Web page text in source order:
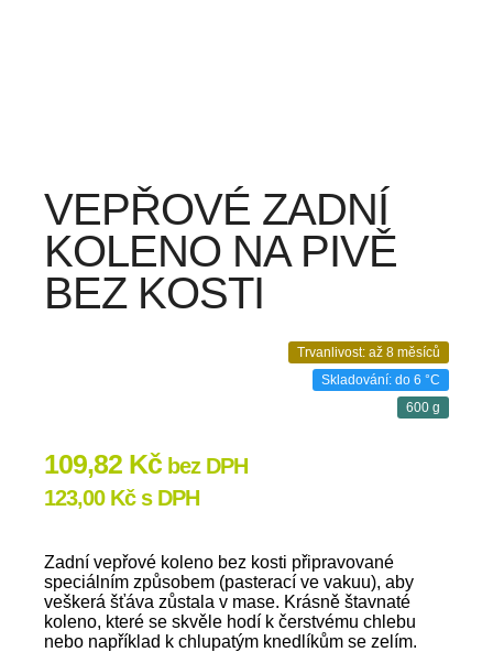
VEPŘOVÉ ZADNÍ
KOLENO NA PIVĚ
BEZ KOSTI
Trvanlivost: až 8 měsíců
Skladování: do 6 °C
600 g
109,82 Kč bez DPH
123,00 Kčs DPH
Zadní vepřové koleno bez kosti připravované
speciálním způsobem (pasterací ve vakuu), aby
veškerá šťáva zůstala v mase. Krásně štavnaté
koleno, které se skvěle hodí k čerstvému chlebu
nebo například k chlupatým knedlíkům se zelím.